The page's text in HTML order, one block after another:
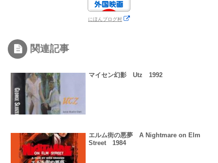
にほんブログ村
関連記事
マイセン幻影 Utz 1992
エルム街の悪夢 A Nightmare on Elm
Street 1984